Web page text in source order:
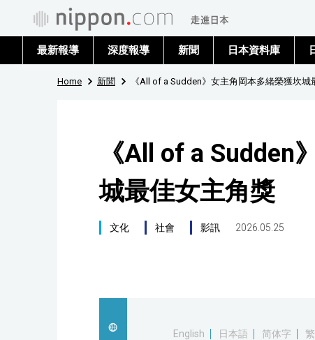
最新報導 深度報導 新聞 日本資料庫
Home 新聞 《All of a Sudden》女主角岡本多緒榮獲坎城
《All of a Sudden
城最佳女主角獎
文化 社會 影訊 2026.05.25
English
日本語 简体字